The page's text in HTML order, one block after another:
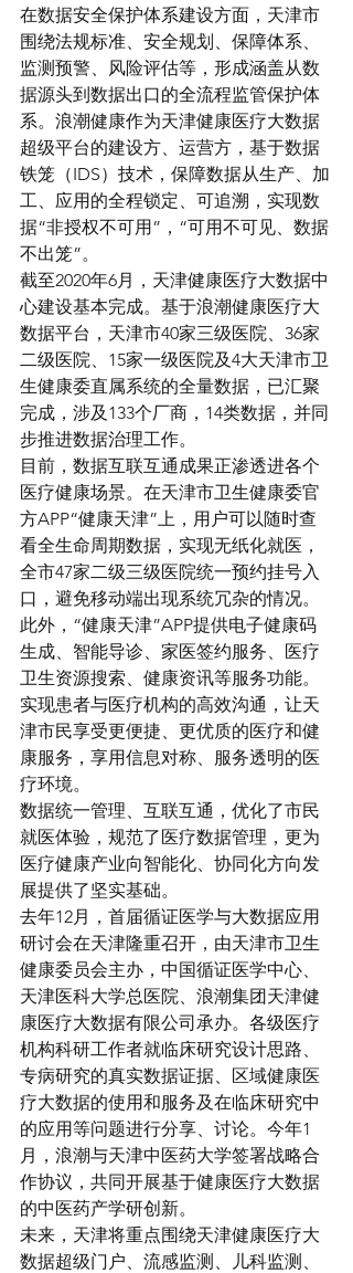
在数据安全保护体系建设方面，天津市
围绕法规标准、安全规划、保障体系、
监测预警、风险评估等，形成涵盖从数
据源头到数据出口的全流程监管保护体
系。浪潮健康作为天津健康医疗大数据
超级平台的建设方、运营方，基于数据
铁笼（IDS）技术，保障数据从生产、加
工、应用的全程锁定、可追溯，实现数
据“非授权不可用”，“可用不可见、数据
不出笼”。
截至2020年6月，天津健康医疗大数据中
心建设基本完成。基于浪潮健康医疗大
数据平台，天津市40家三级医院、36家
二级医院、15家一级医院及4大天津市卫
生健康委直属系统的全量数据，已汇聚
完成，涉及133个厂商，14类数据，并同
步推进数据治理工作。
目前，数据互联互通成果正渗透进各个
医疗健康场景。在天津市卫生健康委官
方APP“健康天津”上，用户可以随时查
看全生命周期数据，实现无纸化就医，
全市47家二级三级医院统一预约挂号入
口，避免移动端出现系统冗杂的情况。
此外，“健康天津”APP提供电子健康码
生成、智能导诊、家医签约服务、医疗
卫生资源搜索、健康资讯等服务功能。
实现患者与医疗机构的高效沟通，让天
津市民享受更便捷、更优质的医疗和健
康服务，享用信息对称、服务透明的医
疗环境。
数据统一管理、互联互通，优化了市民
就医体验，规范了医疗数据管理，更为
医疗健康产业向智能化、协同化方向发
展提供了坚实基础。
去年12月，首届循证医学与大数据应用
研讨会在天津隆重召开，由天津市卫生
健康委员会主办，中国循证医学中心、
天津医科大学总医院、浪潮集团天津健
康医疗大数据有限公司承办。各级医疗
机构科研工作者就临床研究设计思路、
专病研究的真实数据证据、区域健康医
疗大数据的使用和服务及在临床研究中
的应用等问题进行分享、讨论。今年1
月，浪潮与天津中医药大学签署战略合
作协议，共同开展基于健康医疗大数据
的中医药产学研创新。
未来，天津将重点围绕天津健康医疗大
数据超级门户、流感监测、儿科监测、